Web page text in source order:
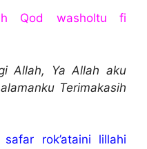
Qod washoltu fi
Allah, Ya Allah aku
Terimakasih
rok’ataini lillahi